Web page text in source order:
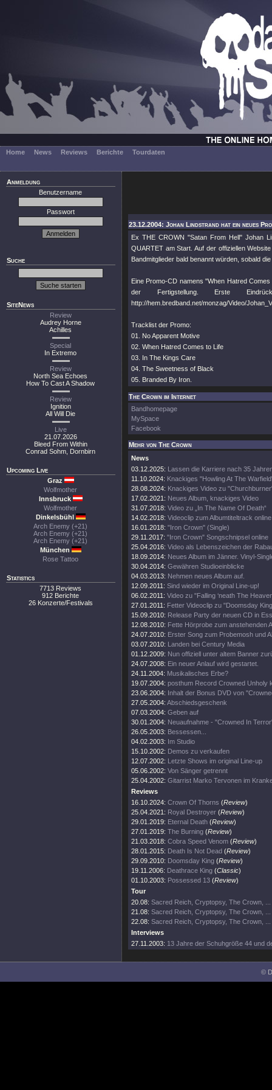
Home News Reviews Berichte Tourdaten
Anmeldung
Benutzername
Passwort
Suche
SiteNews
Review
Audrey Horne
Achilles
Special
In Extremo
Review
North Sea Echoes
How To Cast A Shadow
Review
Ignition
All Will Die
Live
21.07.2026
Bleed From Within
Conrad Sohm, Dornbirn
Upcoming Live
Graz
Wolfmother
Innsbruck
Wolfmother
Dinkelsbühl
Arch Enemy (+21)
Arch Enemy (+21)
Arch Enemy (+21)
München
Rose Tattoo
Statistics
7713 Reviews
912 Berichte
26 Konzerte/Festivals
23.12.2004: Johan Lindstrand hat ein neues
Ex THE CROWN "Satan From Hell" Johan
QUARTET am Start. Auf der offiziellen
Bandmitglieder bald benannt würden, sobald
Eine Promo-CD namens "When Hatred
der Fertigstellung. Erste
http://hem.bredband.net/monzag/Video/
Tracklist der Promo:
01. No Apparent Motive
02. When Hatred Comes to Life
03. In The Kings Care
04. The Sweetness of Black
05. Branded By Iron.
The Crown im Internet
Bandhomepage
MySpace
Facebook
Mehr von The Crown
News
03.12.2025: Lassen die Karriere nach 35
11.10.2024: Knackiges "Howling At The
28.08.2024: Knackiges Video zu
17.02.2021: Neues Album, knackiges Video
31.07.2018: Video zu „In The Name Of Death“
14.02.2018: Videoclip zum Albumtiteltrack online
16.01.2018: "Iron Crown" (Single)
29.11.2017: "Iron Crown" Songschnipsel online
25.04.2016: Video als Lebenszeichen der
18.09.2014: Neues Album im Jänner. Vinyl-
30.04.2014: Gewähren Studioeinblicke
04.03.2013: Nehmen neues Album auf.
12.09.2011: Sind wieder im Original Line-up!
06.02.2011: Video zu "Falling ‘neath The
27.01.2011: Fetter Videoclip zu "Doomsday
15.09.2010: Release Party der neuen CD in
12.08.2010: Fette Hörprobe zum anstehenden
24.07.2010: Erster Song zum Probemosh und
03.07.2010: Landen bei Century Media
01.12.2009: Nun offiziell unter altem Banner
24.07.2008: Ein neuer Anlauf wird gestartet.
24.11.2004: Musikalisches Erbe?
19.07.2004: posthum Record Crowned Unholy
23.06.2004: Inhalt der Bonus DVD von
27.05.2004: Abschiedsgeschenk
07.03.2004: Geben auf
30.01.2004: Neuaufnahme - "Crowned In
26.05.2003: Bessessen...
04.02.2003: Im Studio
15.10.2002: Demos zu verkaufen
12.07.2002: Letzte Shows im original Line-up
05.06.2002: Von Sänger getrennt
25.04.2002: Gitarrist Marko Tervonen im
Reviews
16.10.2024: Crown Of Thorns (Review)
25.04.2021: Royal Destroyer (Review)
29.01.2019: Eternal Death (Review)
27.01.2019: The Burning (Review)
21.03.2018: Cobra Speed Venom (Review)
28.01.2015: Death Is Not Dead (Review)
29.09.2010: Doomsday King (Review)
19.11.2006: Deathrace King (Classic)
01.10.2003: Possessed 13 (Review)
Tour
20.08: Sacred Reich, Cryptopsy, The Crown, ...
21.08: Sacred Reich, Cryptopsy, The Crown, ...
22.08: Sacred Reich, Cryptopsy, The Crown, ...
Interviews
27.11.2003: 13 Jahre der Schuhgröße 44 und
©